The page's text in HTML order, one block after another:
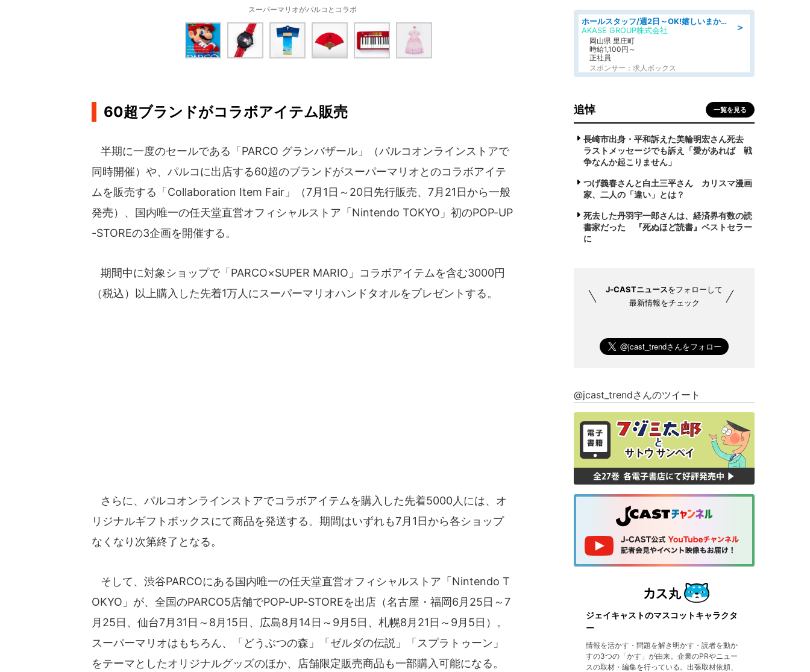
スーパーマリオがパルコとコラボ
60超ブランドがコラボアイテム販売
半期に一度のセールである「PARCO グランバザール」（パルコオンラインストアで
同時開催）や、パルコに出店する60超のブランドがスーパーマリオとのコラボアイテ
ムを販売する「Collaboration Item Fair」（7月1日～20日先行販売、7月21日から一般
発売）、国内唯一の任天堂直営オフィシャルストア「Nintendo TOKYO」初のPOP-UP
-STOREの3企画を開催する。
期間中に対象ショップで「PARCO×SUPER MARIO」コラボアイテムを含む3000円
（税込）以上購入した先着1万人にスーパーマリオハンドタオルをプレゼントする。
さらに、パルコオンラインストアでコラボアイテムを購入した先着5000人には、オ
リジナルギフトボックスにて商品を発送する。期間はいずれも7月1日から各ショップ
なくなり次第終了となる。
そして、渋谷PARCOにある国内唯一の任天堂直営オフィシャルストア「Nintendo T
OKYO」が、全国のPARCO5店舗でPOP-UP-STOREを出店（名古屋・福岡6月25日～7
月25日、仙台7月31日～8月15日、広島8月14日～9月5日、札幌8月21日～9月5日）。
スーパーマリオはもちろん、「どうぶつの森」「ゼルダの伝説」「スプラトゥーン」
をテーマとしたオリジナルグッズのほか、店舗限定販売商品も一部購入可能になる。
＞
ホールスタッフ/週2日～OK!嬉しいまかない付き/岡山県/浅口郡里庄町
AKASE GROUP株式会社
岡山県 里庄町
時給1,100円～
正社員
スポンサー：求人ボックス
追悼 一覧を見る
長崎市出身・平和訴えた美輪明宏さん死去
ラストメッセージでも訴え「愛があれば 戦
争なんか起こりません」
つげ義春さんと白土三平さん カリスマ漫画
家、二人の「違い」とは？
死去した丹羽宇一郎さんは、経済界有数の読
書家だった 『死ぬほど読書』ベストセラー
に
J-CASTニュースをフォローして
最新情報をチェック
@jcast_trendさんのツイート
ジェイキャストのマスコットキャラクタ
ー
情報を活かす・問題を解き明かす・読者を動か
すの3つの「かす」が由来。企業のPRやニュー
スの取材・編集を行っている。出張取材依頼、